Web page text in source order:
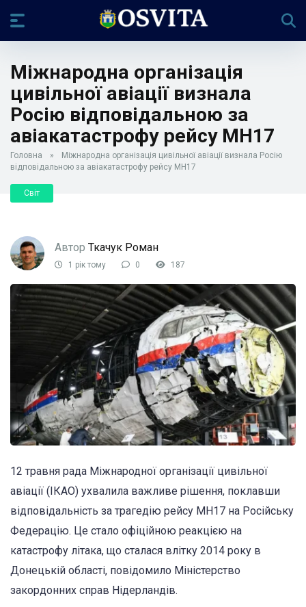
Міжнародна організація
цивільної авіації визнала
Росію відповідальною за
авіакатастрофу рейсу MH17
Головна »
Міжнародна організація цивільної авіації визнала Росію
відповідальною за авіакатастрофу рейсу MH17
Світ
Автор Ткачук Роман
1 рік тому 0 187
12 травня рада Міжнародної організації цивільної
авіації (ІКАО) ухвалила важливе рішення, поклавши
відповідальність за трагедію рейсу MH17 на Російську
Федерацію. Це стало офіційною реакцією на
катастрофу літака, що сталася влітку 2014 року в
Донецькій області, повідомило Міністерство
закордонних справ Нідерландів.